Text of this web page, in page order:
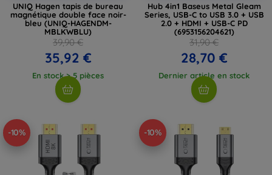
UNIQ Hagen tapis de bureau
magnétique double face noir-
bleu (UNIQ-HAGENDM-
MBLKWBLU)
39,90 €
35,92 €
En stock > 5 pièces
Hub 4in1 Baseus Metal Gleam
Series, USB-C to USB 3.0 + USB
2.0 + HDMI + USB-C PD
(6953156204621)
31,90 €
28,70 €
Dernier article en stock
-10% -10%